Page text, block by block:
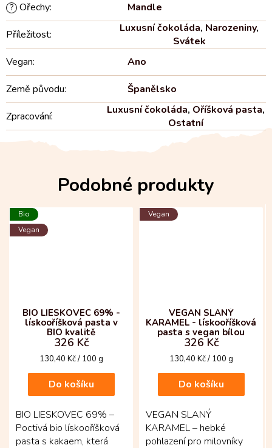
? Ořechy: Mandle
Příležitost: Luxusní čokoláda, Narozeniny,
Svátek
Vegan: Ano
Země původu: Španělsko
Zpracování: Luxusní čokoláda, Oříšková pasta,
Ostatní
Bio
Vegan
BIO LIESKOVEC 69% -
lískooříšková pasta v
BIO kvalitě
326 Kč
Měrná
130,40 Kč / 100 g
Do košíku
BIO LIESKOVEC 69% –
Poctivá bio lískooříšková
pasta s kakaem, která
Vegan
VEGAN SLANÝ
KARAMEL - lískooříšková
pasta s vegan bílou
čokoládou a slaným
326 Kč
Měrná
130,40 Kč / 100 g
Do košíku
VEGAN SLANÝ
KARAMEL – hebké
pohlazení pro milovníky